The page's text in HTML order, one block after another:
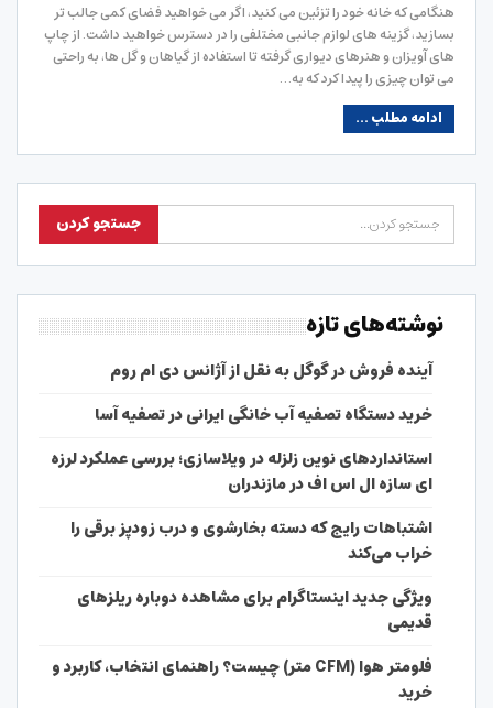
هنگامی که خانه خود را تزئین می کنید، اگر می خواهید فضای کمی جالب تر
بسازید، گزینه های لوازم جانبی مختلفی را در دسترس خواهید داشت. از چاپ
های آویزان و هنرهای دیواری گرفته تا استفاده از گیاهان و گل ها، به راحتی
می توان چیزی را پیدا کرد که به…
ادامه مطلب ...
نوشته‌های تازه
آینده فروش در گوگل به نقل از آژانس دی ام روم
خرید دستگاه تصفیه آب خانگی ایرانی در تصفیه آسا
استانداردهای نوین زلزله در ویلاسازی؛ بررسی عملکرد لرزه
ای سازه ال اس اف در مازندران
اشتباهات رایج که دسته بخارشوی و درب زودپز برقی را
خراب می‌کند
ویژگی جدید اینستاگرام برای مشاهده دوباره ریلزهای
قدیمی
فلومتر هوا (CFM متر) چیست؟ راهنمای انتخاب، کاربرد و
خرید